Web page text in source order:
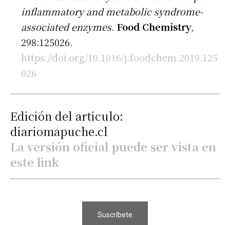
inflammatory and metabolic syndrome-
associated enzymes. Food Chemistry,
298:125026.
https://doi.org/10.1016/j.foodchem.2019.125
026
Edición del articulo:
diariomapuche.cl
La versión oficial puede ser vista en
este link
Suscríbete